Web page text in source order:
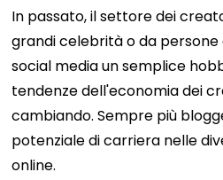
In passato, il settore dei
grandi celebrità o da
social media un semplice
tendenze dell'economia dei
cambiando. Sempre più
potenziale di carriera nelle
online.